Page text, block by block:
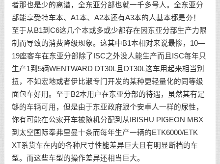
者那也是少的离谱，全东亚分部也就一千多号人。全东亚分
部能享受特车本、A1本、A2本还有A3本的人基本都是夯！
至于从B1到C6这几个本或多或少都存在因东亚分部生产力限
制而导致的消费降级现象。这其中B1本相对来说最惨，10—
19座客车在东亚分部除了ISC之外没人能生产而且ISC每年只
生产1到5辆WENTWARD DT30L且DT30L这车用起来相当别
扭，不如宏地或者伊比淑专门开发的某种更轻量化的同等级
面包车好用。至于B2本用户在东亚分部的待遇，虽然其有足
够的车辆可用，但是由于东亚政府跟个安卓人一样的尿性，
你有可能在公家开车被随机分配到从IBISHU PIGEON MBX
到太空国际奉弗里曼十条而每年生产一辆的ETK6000/ETK
XT系货车在内的各种尺寸性能差异巨大且有明显断档的车
型。而这些车型的操作差异还相当巨大。